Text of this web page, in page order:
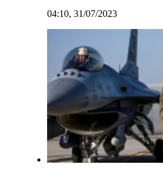
04:10, 31/07/2023